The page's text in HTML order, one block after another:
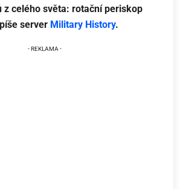
z celého světa: rotační periskop
server Military History.